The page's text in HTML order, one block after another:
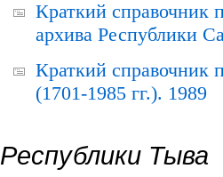
Краткий справочник
архива Республики
Краткий
(1701-1985 гг.). 1989
Республики Тыва